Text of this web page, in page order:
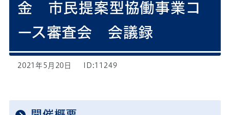
金 市民提案型協働事業コ
ース審査会 会議録
2021年5月20日 ID:11249